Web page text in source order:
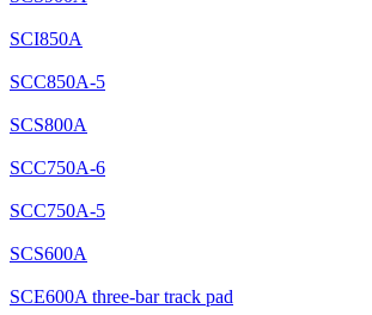
SCI850A
SCC850A-5
SCS800A
SCC750A-6
SCC750A-5
SCS600A
SCE600A three-bar track pad